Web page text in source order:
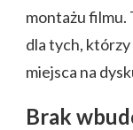
montażu filmu.
dla tych,
miejsca na
Brak